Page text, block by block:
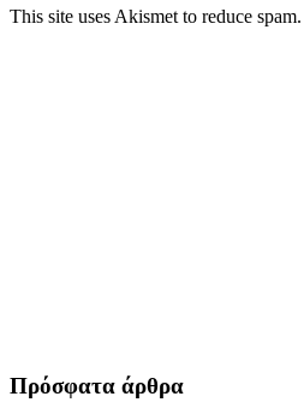
This site uses Akismet to reduce spam.
Πρόσφατα άρθρα